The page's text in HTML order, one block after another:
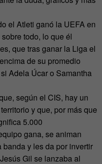
el Atleti ganó la UEFA en
todo, lo que él
que tras ganar la Liga el
de su promedio
Adela Úcar o Samantha
según el CIS, hay un
y que, por más que
5.000
gana, se animan
y les da por invertir
Gil se lanzaba al